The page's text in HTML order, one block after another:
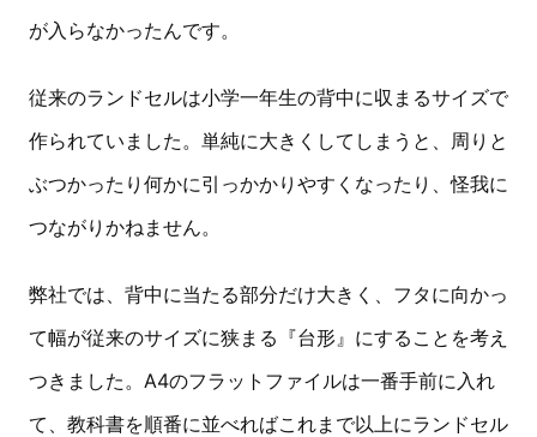
が入らなかったんです。
従来のランドセルは小学一年生の背中に収まるサイズで
作られていました。単純に大きくしてしまうと、周りと
ぶつかったり何かに引っかかりやすくなったり、怪我に
つながりかねません。
弊社では、背中に当たる部分だけ大きく、フタに向かっ
て幅が従来のサイズに狭まる『台形』にすることを考え
つきました。A4のフラットファイルは一番手前に入れ
て、教科書を順番に並べればこれまで以上にランドセル